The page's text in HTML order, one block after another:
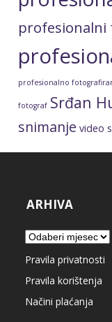
profesionalno
fotograf Srđan
snimanje video
ARHIVA
Arhiva
Pravila privatnosti
Pravila korištenja
Načini plaćanja